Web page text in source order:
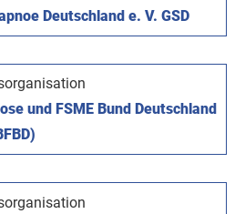
Deutschland e. V. GSD
und FSME Bund Deutschland